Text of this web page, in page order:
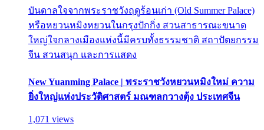
บันดาลใจจากพระราชวังฤดูร้อนเก่า (Old Summer Palace)
หรือหยวนหมิงหยวนในกรุงปักกิ่ง สวนสาธารณะขนาด
ใหญ่ใจกลางเมืองแห่งนี้มีครบทั้งธรรมชาติ สถาปัตยกรรม
จีน สวนสนุก และการแสดง
New Yuanming Palace | พระราชวังหยวนหมิงใหม่ ความ
ยิ่งใหญ่แห่งประวัติศาสตร์ มณฑลกวางตุ้ง ประเทศจีน
1,071 views